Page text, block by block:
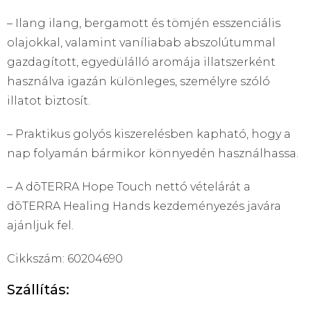
– Ilang ilang, bergamott és tömjén esszenciális
olajokkal, valamint vaníliabab abszolútummal
gazdagított, egyedülálló aromája illatszerként
használva igazán különleges, személyre szóló
illatot biztosít.
– Praktikus golyós kiszerelésben kapható, hogy a
nap folyamán bármikor könnyedén használhassa.
– A dōTERRA Hope Touch nettó vételárát a
dōTERRA Healing Hands kezdeményezés javára
ajánljuk fel.
Cikkszám: 60204690
Szállítás: